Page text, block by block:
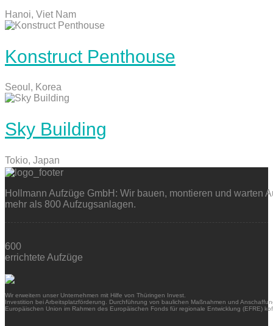
Hanoi, Viet Nam
Konstruct Penthouse
Seoul, Korea
Sky Building
Tokio, Japan
Hollmann Aufzüge GmbH: Wir bauen, montieren und warten
mehr als 800 Aufzugsanlagen.
600
errichtete Aufzüge
Wir erweitern unser Unternehmen mit Hilfe von Thüringen Invest.
Investition bei Arbeitsplatzförderung. Durchführung von baulichen Maßnahmen und
Europäischen Union im Rahmen des Europäischen Fonds für regionale Entwicklung (EFRE)